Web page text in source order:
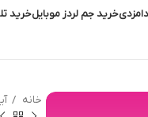
دامزدیخرید جم لردز موبایلخرید
خانه